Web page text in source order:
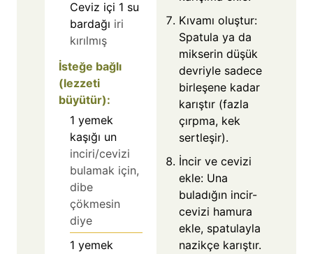
Ceviz içi 1 su
bardağı iri
kırılmış
İsteğe bağlı
(lezzeti
büyütür):
1 yemek
kaşığı un
inciri/cevizi
bulamak için,
dibe
çökmesin
diye
1 yemek
Kıvamı oluştur:
Spatula ya da
mikserin düşük
devriyle sadece
birleşene kadar
karıştır (fazla
çırpma, kek
sertleşir).
İncir ve cevizi
ekle: Una
buladığın incir-
cevizi hamura
ekle, spatulayla
nazikçe karıştır.